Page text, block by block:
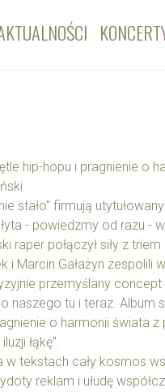
hip-hopu i pragnienie o
stało" firmują
- powiedzmy od razu -
raper połączył siły z
i Marcin Gałażyn
przemyślany
naszego tu i teraz. Album
o harmonii świata
łąkę".
w tekstach cały kosmos
reklam i ułudę